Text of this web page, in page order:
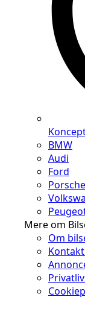
BMW
Audi
Ford
Porsche
Mere om
Om